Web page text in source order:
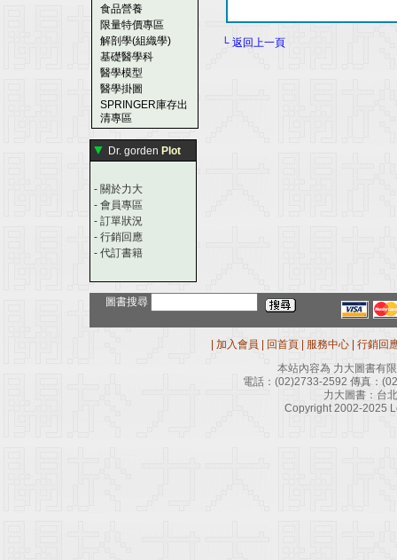
食品營養
限量特價專區
解剖學(組織學)
基礎醫學科
醫學模型
醫學掛圖
SPRINGER庫存出
清專區
▼ Dr. gorden Plot
- 關於力大
- 會員專區
- 訂單狀況
- 行銷回應
- 代訂書籍
└ 返回上一頁
圖書搜尋
加入會員 回首頁 服務中心
行銷回
本站內容為 力大圖書有
電話： (02)2733-2592 傳真：
力大圖書：台
Copyright 2002-2025